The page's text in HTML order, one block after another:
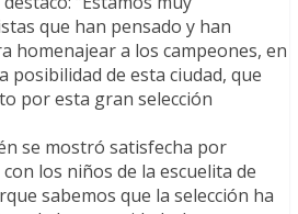
que han pensado y han
homenajear a los campeones, en
posibilidad de esta ciudad, que
por esta gran selección
se mostró satisfecha por
los niños de la escuelita de
sabemos que la selección ha